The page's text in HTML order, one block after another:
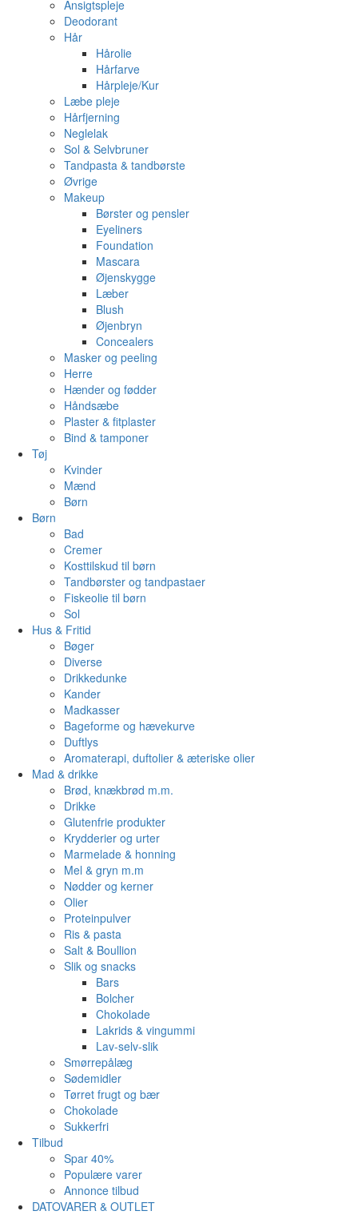
Ansigtspleje
Deodorant
Hår
Hårolie
Hårfarve
Hårpleje/Kur
Læbe pleje
Hårfjerning
Neglelak
Sol & Selvbruner
Tandpasta & tandbørste
Øvrige
Makeup
Børster og pensler
Eyeliners
Foundation
Mascara
Øjenskygge
Læber
Blush
Øjenbryn
Concealers
Masker og peeling
Herre
Hænder og fødder
Håndsæbe
Plaster & fitplaster
Bind & tamponer
Tøj
Kvinder
Mænd
Børn
Børn
Bad
Cremer
Kosttilskud til børn
Tandbørster og tandpastaer
Fiskeolie til børn
Sol
Hus & Fritid
Bøger
Diverse
Drikkedunke
Kander
Madkasser
Bageforme og hævekurve
Duftlys
Aromaterapi, duftolier & æteriske olier
Mad & drikke
Brød, knækbrød m.m.
Drikke
Glutenfrie produkter
Krydderier og urter
Marmelade & honning
Mel & gryn m.m
Nødder og kerner
Olier
Proteinpulver
Ris & pasta
Salt & Boullion
Slik og snacks
Bars
Bolcher
Chokolade
Lakrids & vingummi
Lav-selv-slik
Smørrepålæg
Sødemidler
Tørret frugt og bær
Chokolade
Sukkerfri
Tilbud
Spar 40%
Populære varer
Annonce tilbud
DATOVARER & OUTLET